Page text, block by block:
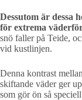
Dessutom är dessa
för extrema
snö faller på Teide,
vid kustlinjen.
Denna kontrast
skiftande väder ger
som gör ön så